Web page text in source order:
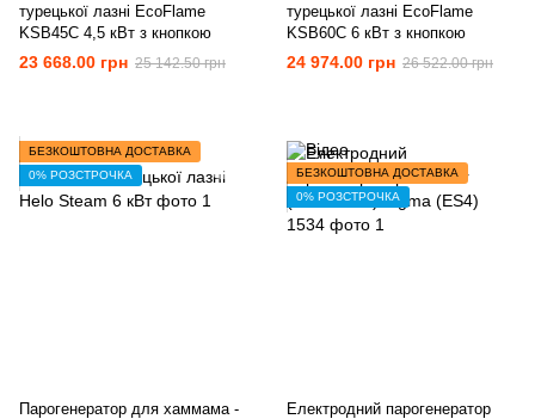
турецької лазні EcoFlame
KSB45C 4,5 кВт з кнопкою
23 668.00 грн 25 142.50 грн
турецької лазні EcoFlame
KSB60C 6 кВт з кнопкою
24 974.00 грн 26 522.00 грн
БЕЗКОШТОВНА ДОСТАВКА
0% РОЗСТРОЧКА
Парогенератор для хаммама -
БЕЗКОШТОВНА ДОСТАВКА
0% РОЗСТРОЧКА
Електродний парогенератор